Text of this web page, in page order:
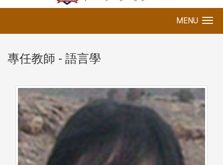
MENU
專任教師 - 語言學